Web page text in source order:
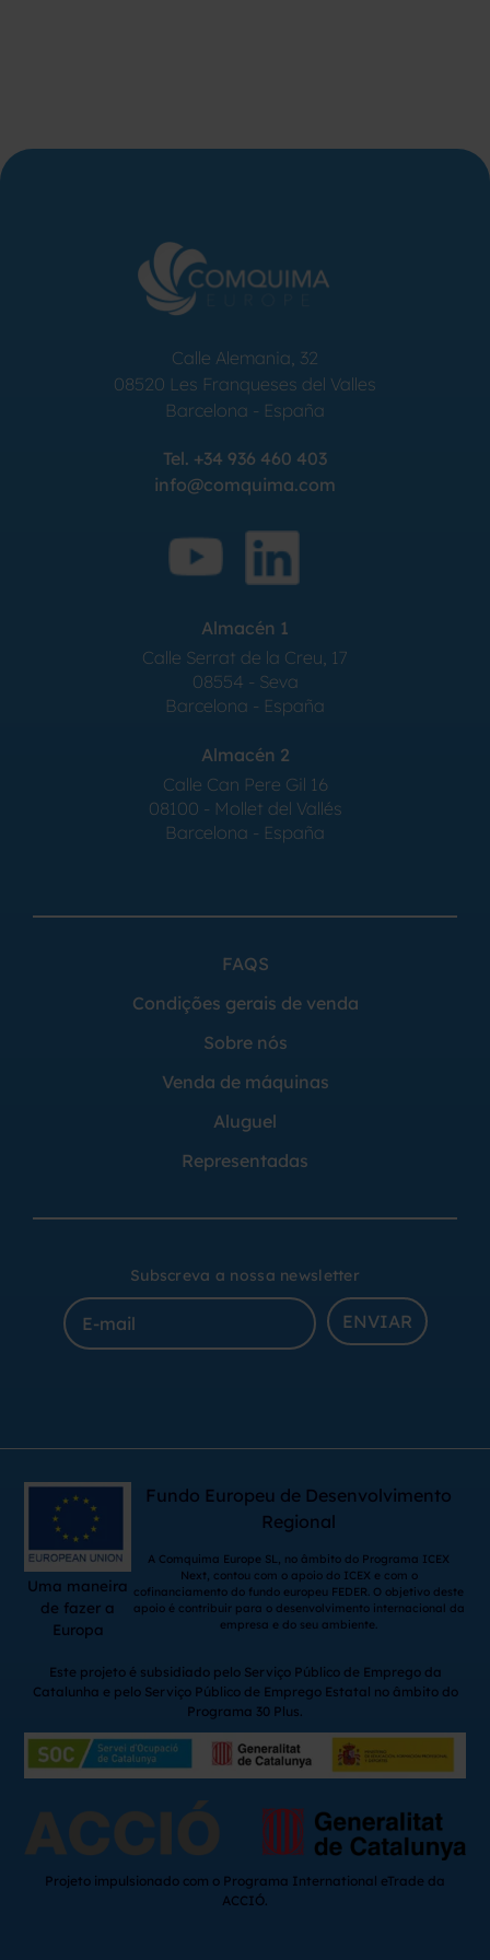
Calle Alemania, 32
08520 Les Franqueses del Valles
Barcelona - España
Tel. +34 936 460 403
info@comquima.com
Almacén 1
Calle Serrat de la Creu, 17
08554 - Seva
Barcelona - España
Almacén 2
Calle Can Pere Gil 16
08100 - Mollet del Vallés
Barcelona - España
FAQS
Condições gerais de venda
Sobre nós
Venda de máquinas
Aluguel
Representadas
Subscreva a nossa newsletter
ENVIAR
Uma maneira
de fazer a
Europa
Fundo Europeu de Desenvolvimento
Regional
A Comquima Europe SL, no âmbito do Programa ICEX
Next, contou com o apoio do ICEX e com o
cofinanciamento do fundo europeu FEDER. O objetivo deste
apoio é contribuir para o desenvolvimento internacional da
empresa e do seu ambiente.
Este projeto é subsidiado pelo Serviço Público de Emprego da
Catalunha e pelo Serviço Público de Emprego Estatal no âmbito do
Programa 30 Plus.
Projeto impulsionado com o Programa International eTrade da
ACCIÓ.